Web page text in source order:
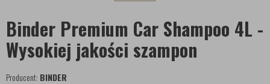
Binder Premium Car Shampoo 4L -
Wysokiej jakości szampon
Producent: BINDER